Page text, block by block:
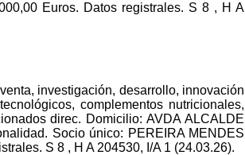
Euros. Datos registrales. S 8 , H A
investigación, desarrollo, innovación
complementos nutricionales,
direc. Domicilio: AVDA ALCALDE
Socio único: PEREIRA MENDES
S 8 , H A 204530, I/A 1 (24.03.26).